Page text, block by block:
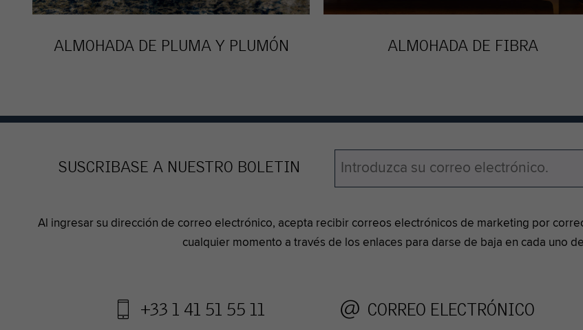
ALMOHADA DE PLUMA Y PLUMÓN ALMOHADA DE FIBRA
SUSCRIBASE A NUESTRO BOLETIN
Al ingresar su dirección de correo electrónico, acepta recibir correos electrónicos de marketing por
cualquier momento a través de los enlaces para darse de baja en cada uno
+33 1 41 51 55 11 CORREO ELECTRÓNICO